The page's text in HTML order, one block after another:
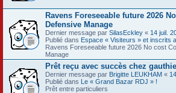
Ravens Foreseeable future 2026
Defensive Manage
Dernier message par SilasEckley « 14 juil.
Publié dans Espace « Visiteurs » et inscrits
Ravens Foreseeable future 2026 No cost
Manage
Prêt reçu avec succès chez
Dernier message par Brigitte LEUKHAM «
Publié dans Le « Grand Bazar RDJ » !
Prêt entre particuliers